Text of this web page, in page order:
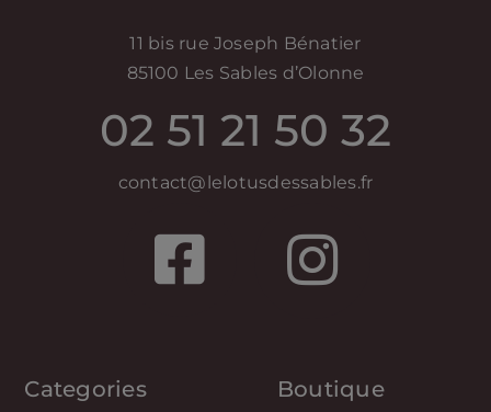
11 bis rue Joseph Bénatier
85100 Les Sables d’Olonne
02 51 21 50 32
contact@lelotusdessables.fr
Categories Boutique